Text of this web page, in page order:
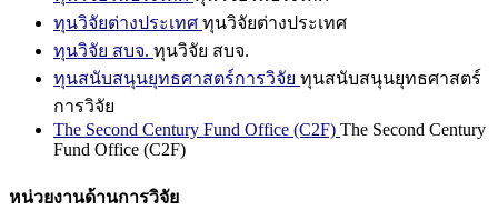
ทุนวิจัยต่างประเทศ ทุนวิจัยต่างประเทศ
ทุนวิจัย สบจ. ทุนวิจัย สบจ.
ทุนสนับสนุนยุทธศาสตร์การวิจัย ทุนสนับสนุนยุทธศาสตร์
การวิจัย
The Second Century Fund Office (C2F) The Second Century
Fund Office (C2F)
หน่วยงานด้านการวิจัย